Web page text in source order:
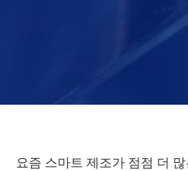
요즘 스마트 제조가 점점 더